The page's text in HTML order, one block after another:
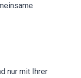
nur mit Ihrer